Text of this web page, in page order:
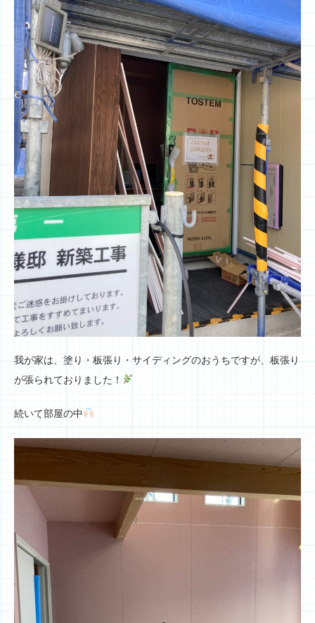
我が家は、塗り・板張り・サイディングのおうちですが、板張り
が張られておりました！
続いて部屋の中